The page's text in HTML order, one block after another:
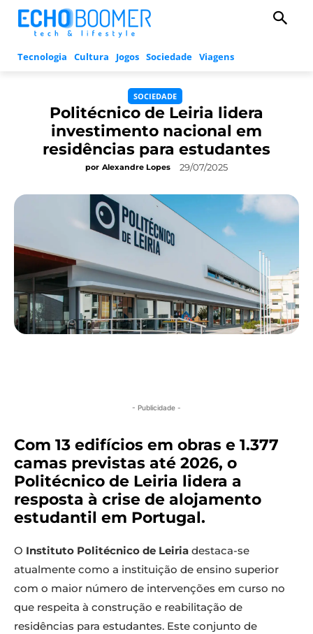
Tecnologia Cultura Jogos Sociedade Viagens
SOCIEDADE
Politécnico de Leiria lidera
investimento nacional em
residências para estudantes
por Alexandre Lopes 29/07/2025
- Publicidade -
Com 13 edifícios em obras e 1.377
camas previstas até 2026, o
Politécnico de Leiria lidera a
resposta à crise de alojamento
estudantil em Portugal.
O Instituto Politécnico de Leiria destaca-se
atualmente como a instituição de ensino superior
com o maior número de intervenções em curso no
que respeita à construção e reabilitação de
residências para estudantes. Este conjunto de